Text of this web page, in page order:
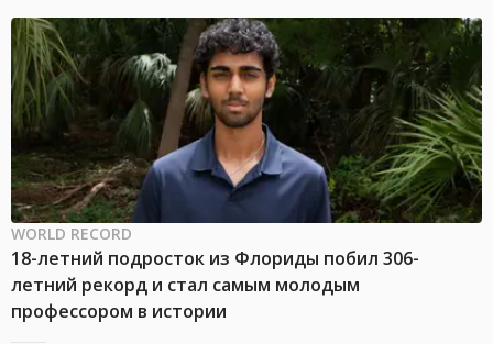
WORLD RECORD
18-летний подросток из Флориды побил 306-
летний рекорд и стал самым молодым
профессором в истории